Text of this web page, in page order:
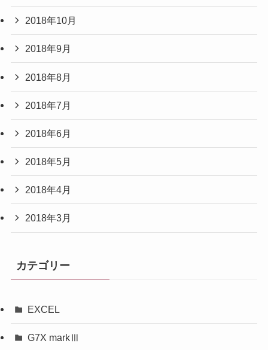
2018年10月
2018年9月
2018年8月
2018年7月
2018年6月
2018年5月
2018年4月
2018年3月
カテゴリー
EXCEL
G7X markⅢ